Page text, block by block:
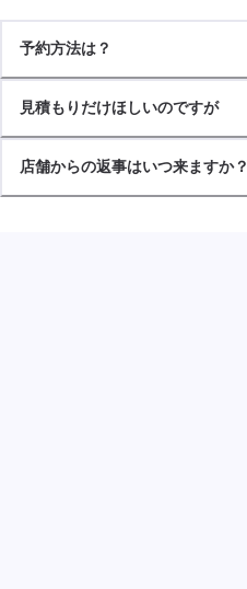
予約方法は？
見積もりだけほしいのですが
店舗からの返事はいつ来ますか？